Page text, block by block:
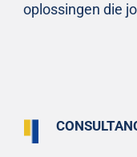
oplossingen die